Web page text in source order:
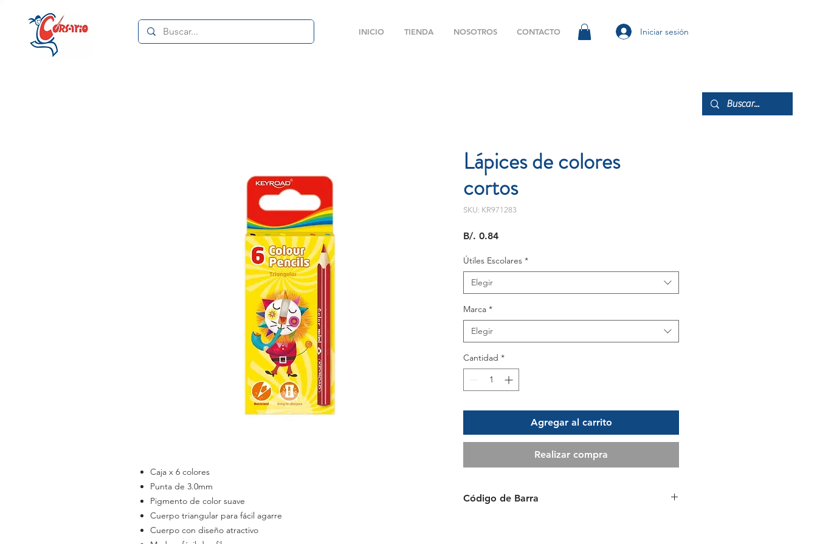
INICIO TIENDA NOSOTROS CONTACTO Iniciar sesión
Caja x 6 colores
Punta de 3.0mm
Pigmento de color suave
Cuerpo triangular para fácil agarre
Cuerpo con diseño atractivo
Lápices de colores
cortos
SKU: KR971283
B/. 0.84Precio
Útiles Escolares *
Elegir
Marca *
Elegir
Cantidad *
Agregar al carrito
Realizar compra
Código de Barra